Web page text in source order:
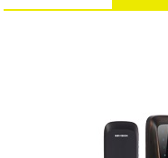
Camera IP HIKVISION
Đầu ghi IP HIKVISION